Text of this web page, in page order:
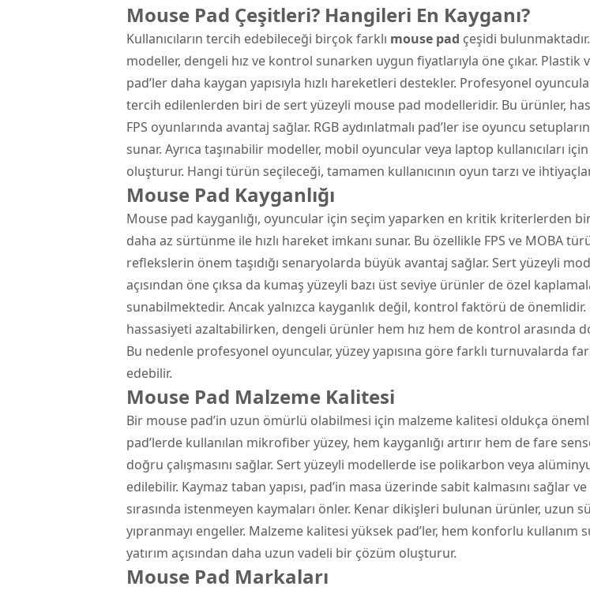
Mouse Pad Çeşitleri? Hangileri En Kayganı?
Kullanıcıların tercih edebileceği birçok farklı mouse pad çeşidi
modeller, dengeli hız ve kontrol sunarken uygun fiyatlarıyla öne çıkar. Plastik
pad’ler daha kaygan yapısıyla hızlı hareketleri destekler. Profesyonel
tercih edilenlerden biri de sert yüzeyli mouse pad modelleridir. Bu ürünler,
FPS oyunlarında avantaj sağlar. RGB aydınlatmalı pad’ler ise oyuncu
sunar. Ayrıca taşınabilir modeller, mobil oyuncular veya laptop kullanıcıları
oluşturur. Hangi türün seçileceği, tamamen kullanıcının oyun tarzı ve
Mouse Pad Kayganlığı
Mouse pad kayganlığı, oyuncular için seçim yaparken en kritik kriterlerden
daha az sürtünme ile hızlı hareket imkanı sunar. Bu özellikle FPS ve MOBA
reflekslerin önem taşıdığı senaryolarda büyük avantaj sağlar. Sert yüzeyli
açısından öne çıksa da kumaş yüzeyli bazı üst seviye ürünler de özel
sunabilmektedir. Ancak yalnızca kayganlık değil, kontrol faktörü de önemlidir.
hassasiyeti azaltabilirken, dengeli ürünler hem hız hem de kontrol arasında
Bu nedenle profesyonel oyuncular, yüzey yapısına göre farklı turnuvalarda
edebilir.
Mouse Pad Malzeme Kalitesi
Bir mouse pad’in uzun ömürlü olabilmesi için malzeme kalitesi oldukça
pad’lerde kullanılan mikrofiber yüzey, hem kayganlığı artırır hem de fare
doğru çalışmasını sağlar. Sert yüzeyli modellerde ise polikarbon veya
edilebilir. Kaymaz taban yapısı, pad’in masa üzerinde sabit kalmasını sağlar
sırasında istenmeyen kaymaları önler. Kenar dikişleri bulunan ürünler, uzun
yıpranmayı engeller. Malzeme kalitesi yüksek pad’ler, hem konforlu kullanım
yatırım açısından daha uzun vadeli bir çözüm oluşturur.
Mouse Pad Markaları